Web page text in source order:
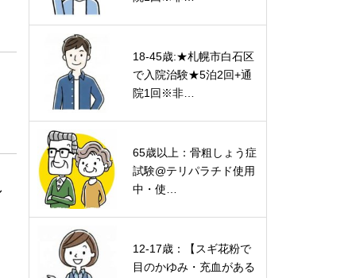
18-45歳:★札幌市白石区
で入院治験★5泊2回+通
院1回※非…
65歳以上：骨粗しょう症
試験@テリパラチド使用
中・使…
12-17歳：【スギ花粉で
目のかゆみ・充血がある